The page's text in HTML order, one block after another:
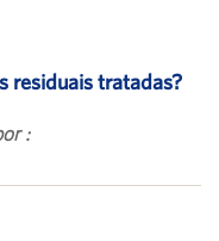
residuais tratadas?
: